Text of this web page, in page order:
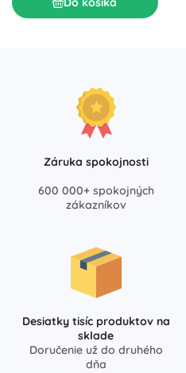
Záruka spokojnosti
600 000+ spokojných
zákazníkov
Desiatky tisíc produktov na
sklade
Doručenie už do druhého
dňa